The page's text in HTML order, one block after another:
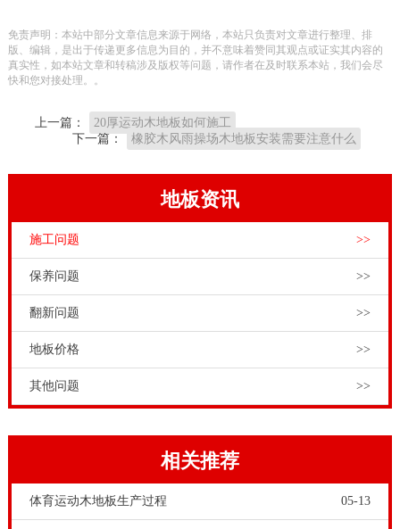
以为客户提供高性价比的运动木地板产品和服务。为客
户提供个性化运动木地板定制服务。
的报价。比如一般情况下，在专业体育运动比赛场馆：
馆：400-500元或者300元以上/平米。具体情况要看所需
和地形条件来定。枫木运动木地板施工需要注意什么，
为体育木地板要求专业质量呢？体育场馆和健身活动中
很多的消费者来进行使用的。如果运动木地板的耐磨性
能不好的话，就有可能会出现，因为耐磨性能不达标而
出现地板非常容易出现被磨损的现象。体育木地板要抗
免责声明：本站中部分文章信息来源于网络，本站只负责对文章进行整理、排
版、编辑，是出于传递更多信息为目的，并不意味着赞同其观点或证实其内容的
真实性，如本站文章和转稿涉及版权等问题，请作者在及时联系本站，我们会尽
快和您对接处理。。
上一篇：
20厚运动木地板如何施工
下一篇：
橡胶木风雨操场木地板安装需要注意什么
地板资讯
施工问题 >>
保养问题 >>
翻新问题 >>
地板价格 >>
其他问题 >>
相关推荐
体育运动木地板生产过程 05-13